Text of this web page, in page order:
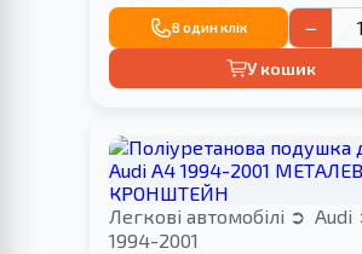
В один клік −
У кошик
Легкові автомобілі Audi
1994-2001